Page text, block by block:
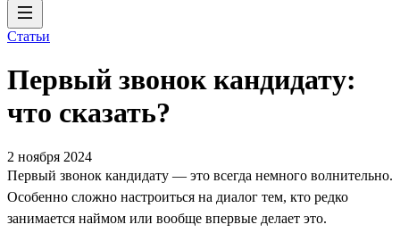
Статьи
Первый звонок кандидату:
что сказать?
2 ноября 2024
Первый звонок кандидату — это всегда немного волнительно.
Особенно сложно настроиться на диалог тем, кто редко
занимается наймом или вообще впервые делает это.